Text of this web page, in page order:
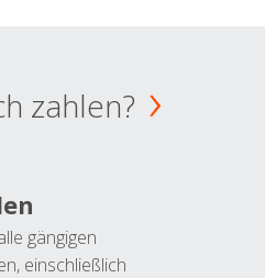
zahlen?
gängigen
einschließlich